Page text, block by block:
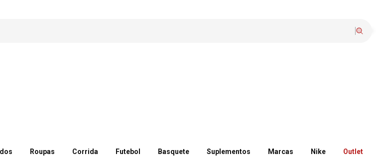
Roupas Corrida Futebol Basquete Suplementos Marcas Nike Outlet